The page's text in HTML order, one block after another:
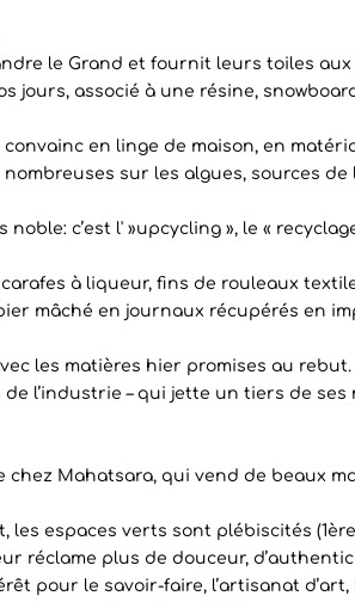
le Grand et fournit leurs toiles
jours, associé à une résine,
en linge de maison, en
sur les algues, sources de
c’est l' »upcycling », le «
à liqueur, fins de rouleaux
mâché en journaux récupérés en
les matières hier promises au rebut.
l’industrie – qui jette un tiers de
Mahatsara, qui vend de beaux
les espaces verts sont plébiscités
réclame plus de douceur,
pour le savoir-faire, l’artisanat